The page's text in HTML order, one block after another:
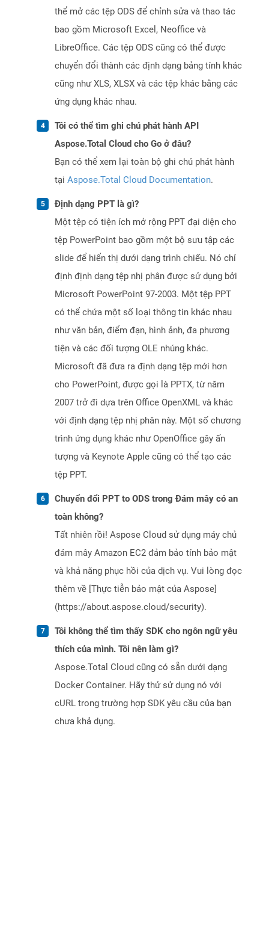
thể mở các tệp ODS để chỉnh sửa và thao tác
bao gồm Microsoft Excel, Neoffice và
LibreOffice. Các tệp ODS cũng có thể được
chuyển đổi thành các định dạng bảng tính khác
cũng như XLS, XLSX và các tệp khác bằng các
ứng dụng khác nhau.
Tôi có thể tìm ghi chú phát hành API
Aspose.Total Cloud cho Go ở đâu?
Bạn có thể xem lại toàn bộ ghi chú phát hành
tại Aspose.Total Cloud Documentation.
Định dạng PPT là gì?
Một tệp có tiện ích mở rộng PPT đại diện cho
tệp PowerPoint bao gồm một bộ sưu tập các
slide để hiển thị dưới dạng trình chiếu. Nó chỉ
định định dạng tệp nhị phân được sử dụng bởi
Microsoft PowerPoint 97-2003. Một tệp PPT
có thể chứa một số loại thông tin khác nhau
như văn bản, điểm đạn, hình ảnh, đa phương
tiện và các đối tượng OLE nhúng khác.
Microsoft đã đưa ra định dạng tệp mới hơn
cho PowerPoint, được gọi là PPTX, từ năm
2007 trở đi dựa trên Office OpenXML và khác
với định dạng tệp nhị phân này. Một số chương
trình ứng dụng khác như OpenOffice gây ấn
tượng và Keynote Apple cũng có thể tạo các
tệp PPT.
Chuyển đổi PPT to ODS trong Đám mây có an
toàn không?
Tất nhiên rồi! Aspose Cloud sử dụng máy chủ
đám mây Amazon EC2 đảm bảo tính bảo mật
và khả năng phục hồi của dịch vụ. Vui lòng đọc
thêm về [Thực tiễn bảo mật của Aspose]
(https://about.aspose.cloud/security).
Tôi không thể tìm thấy SDK cho ngôn ngữ yêu
thích của mình. Tôi nên làm gì?
Aspose.Total Cloud cũng có sẵn dưới dạng
Docker Container. Hãy thử sử dụng nó với
cURL trong trường hợp SDK yêu cầu của bạn
chưa khả dụng.